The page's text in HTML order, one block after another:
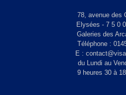
78, avenue des
Elysées - 7 5 0
Galeries des
Téléphone :
E :
du Lundi au
9 heures 30 à